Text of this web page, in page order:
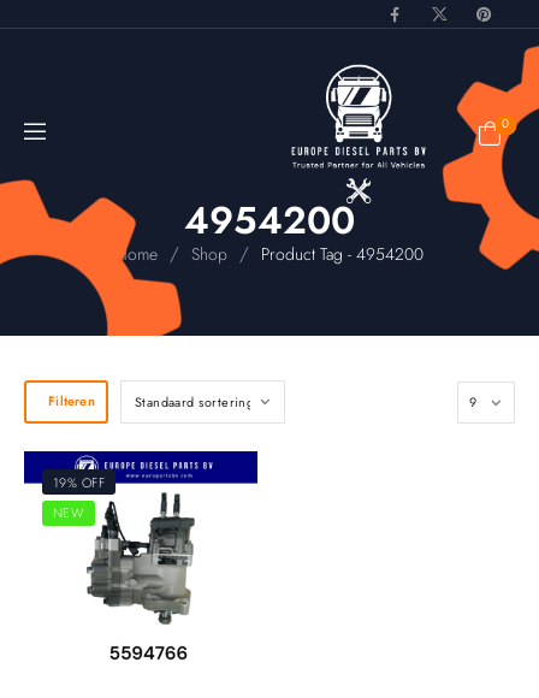
0
4954200
Home / Shop / Product Tag - 4954200
Filteren
19% OFF
NEW